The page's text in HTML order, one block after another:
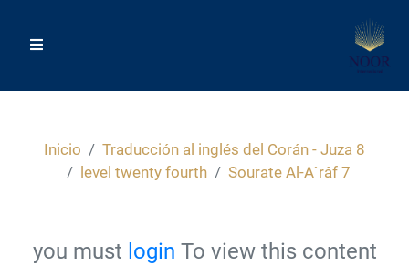
Inicio
Traducción al inglés del Corán - Juza 8
level twenty fourth
Sourate Al-A`râf 7
you must login To view this content